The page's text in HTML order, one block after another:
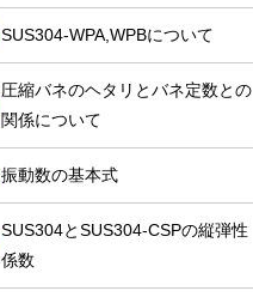
SUS304-WPA,WPBについて
圧縮バネのヘタリとバネ定数との
関係について
振動数の基本式
SUS304とSUS304-CSPの縦弾性
係数